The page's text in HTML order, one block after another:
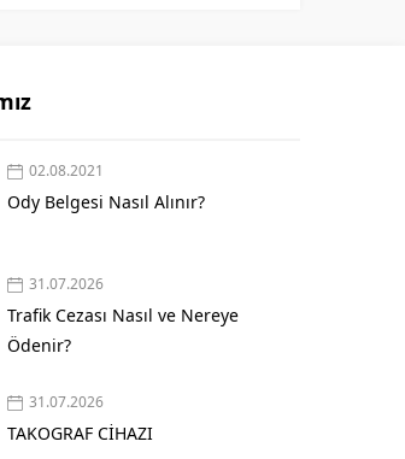
02.08.2021
Ody Belgesi Nasıl Alınır?
31.07.2026
Trafik Cezası Nasıl ve Nereye
Ödenir?
31.07.2026
TAKOGRAF CİHAZI